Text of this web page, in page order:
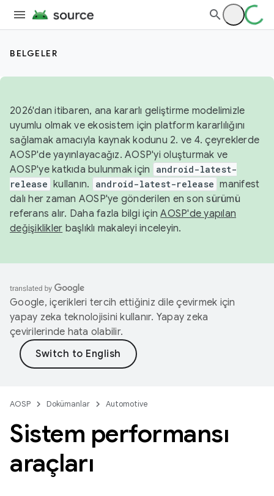
BELGELER
2026'dan itibaren, ana kararlı geliştirme modelimizle
uyumlu olmak ve ekosistem için platform kararlılığını
sağlamak amacıyla kaynak kodunu 2. ve 4. çeyreklerde
AOSP'de yayınlayacağız. AOSP'yi oluşturmak ve
AOSP'ye katkıda bulunmak için
android-latest-
release kullanın. android-latest-release manifest
dalı her zaman AOSP'ye gönderilen en son sürümü
referans alır. Daha fazla bilgi içinAOSP'de yapılan
değişiklikler başlıklı makaleyi inceleyin.
Google, içerikleri tercih ettiğiniz dile çevirmek için
yapay zeka teknolojisini kullanır. Yapay zeka
çevirilerinde hata olabilir.
AOSP Dokümanlar Automotive
Sistem performansı
araçları